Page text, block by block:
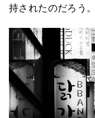
持されたのだろう。